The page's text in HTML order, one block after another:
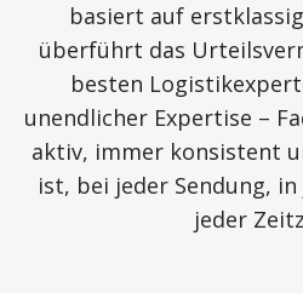
basiert auf
überführt das
besten
unendlicher Expertise –
aktiv, immer konsistent
ist, bei jeder Sendung,
jeder